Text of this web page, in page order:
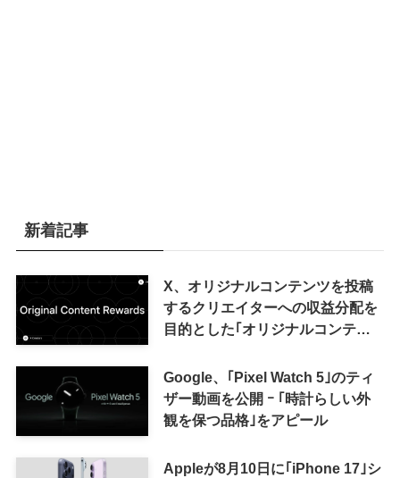
新着記事
X、オリジナルコンテンツを投稿
するクリエイターへの収益分配を
目的とした｢オリジナルコンテン
来の｢収益分配｣は廃止
Google、｢Pixel Watch 5｣のティ
ザー動画を公開 ｰ ｢時計らしい外
観を保つ品格｣をアピール
Appleが8月10日に｢iPhone 17｣シ